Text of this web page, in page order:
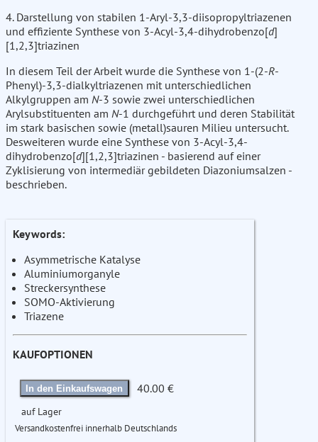
4. Darstellung von stabilen 1-Aryl-3,3-diisopropyltriazenen
und effiziente Synthese von 3-Acyl-3,4-dihydrobenzo[d]
[1,2,3]triazinen
In diesem Teil der Arbeit wurde die Synthese von 1-(2-R-
Phenyl)-3,3-dialkyltriazenen mit unterschiedlichen
Alkylgruppen am N-3 sowie zwei unterschiedlichen
Arylsubstituenten am N-1 durchgeführt und deren Stabilität
im stark basischen sowie (metall)sauren Milieu untersucht.
Desweiteren wurde eine Synthese von 3-Acyl-3,4-
dihydrobenzo[d][1,2,3]triazinen - basierend auf einer
Zyklisierung von intermediär gebildeten Diazoniumsalzen -
beschrieben.
Keywords:
Asymmetrische Katalyse
Aluminiumorganyle
Streckersynthese
SOMO-Aktivierung
Triazene
KAUFOPTIONEN
In den Einkaufswagen 40.00 €
auf Lager
Versandkostenfrei innerhalb Deutschlands